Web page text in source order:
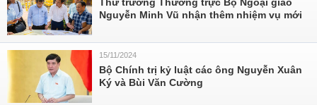
Nguyễn Minh Vũ nhận thêm nhiệm vụ mới
15/11/2024
Bộ Chính trị kỷ luật các ông Nguyễn Xuân
Ký và Bùi Văn Cường